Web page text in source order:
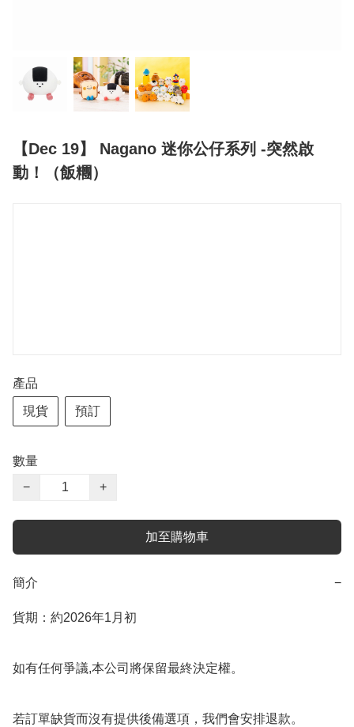
【Dec 19】 Nagano 迷你公仔系列 -突然啟
動！（飯糰）
產品
現貨 預訂
數量
−
+
加至購物車
簡介 −
貨期：約2026年1月初
如有任何爭議,本公司將保留最終決定權。
若訂單缺貨而沒有提供後備選項，我們會安排退款。